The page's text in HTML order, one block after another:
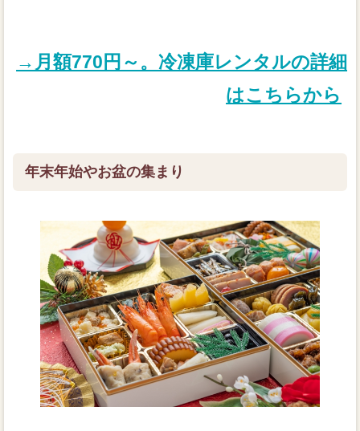
→月額770円～。冷凍庫レンタルの詳細
はこちらから
年末年始やお盆の集まり